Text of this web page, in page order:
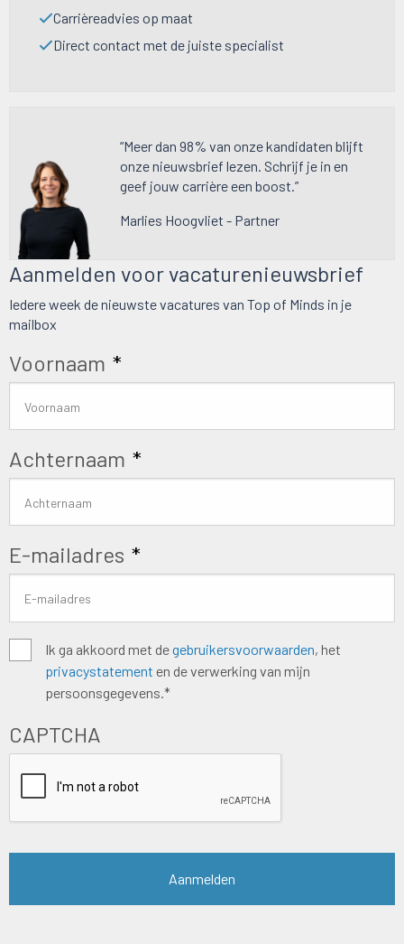
Carrièreadvies op maat
Direct contact met de juiste specialist
“Meer dan 98% van onze kandidaten blijft
onze nieuwsbrief lezen. Schrijf je in en
geef jouw carrière een boost.”
Marlies Hoogvliet - Partner
Aanmelden voor vacaturenieuwsbrief
Iedere week de nieuwste vacatures van Top of Minds in je
mailbox
Voornaam *
Achternaam *
E-mailadres *
Algemene
voorwaarden *
Ik ga akkoord met degebruikersvoorwaarden, het
privacystatement en de verwerking van mijn
persoonsgegevens.*
CAPTCHA